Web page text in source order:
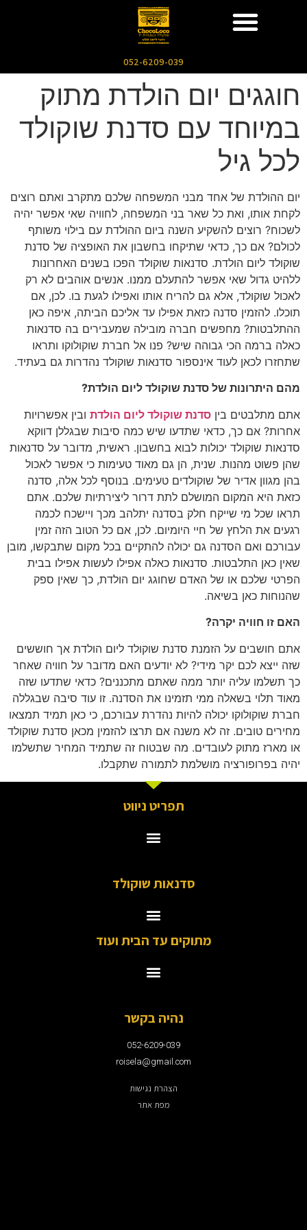
052-6209-039
חוגגים יום הולדת מתוק
במיוחד עם סדנת שוקולד
לכל גיל
יום ההולדת של אחד מבני המשפחה שלכם מתקרב ואתם רוצים
לקחת אותו, ואת כל שאר בני המשפחה, לחוויה שאי אפשר יהיה
לשכוח? רוצים להשקיע השנה ביום ההולדת עם בילוי משותף
לכולם? אם כך, כדאי שתיקחו בחשבון את האופציה של סדנת
שוקולד ליום הולדת. סדנאות שוקולד הפכו בשנים האחרונות
ללהיט גדול שאי אפשר להתעלם ממנו. אנשים אוהבים לא רק
לאכול שוקולד, אלא גם להריח אותו ואפילו לגעת בו. לכן, אם
תוכלו. להזמין סדנה כזאת אפילו עד אליכם הביתה, איפה כאן
ההתלבטות? מחפשים חברה מובילה שמעבירים בה סדנאות
כאלה ברמה הכי גבוהה שיש? פנו אל חברת שוקולוקו ותראו
שתחזרו לכאן לעוד אינספור סדנאות שוקולד נהדרות גם בעתיד.
מהם היתרונות של סדנת שוקולד ליום הולדת?
אתם מתלבטים בין סדנת שוקולד ליום הולדת ובין אפשרויות
אחרות? אם כך, כדאי שתדעו שיש כמה סיבות שבגללן דווקא
סדנאות שוקולד יכולות לבוא בחשבון. ראשית, מדובר על סדנאות
שהן פשוט מהנות. שנית, הן גם מאוד טעימות כי אפשר לאכול
בהן מגוון אדיר של שוקולדים טעימים. בנוסף לכל אלה, סדנה
כזאת היא המקום המושלם לתת דרור ליצירתיות שלכם. אתם
תראו שכל מי שייקח חלק בסדנה יתלהב מכך ויישכח לכמה
רגעים את הלחץ של חיי היומיום. לכן, אם כל הטוב הזה זמין
עבורכם ואם הסדנה גם יכולה להתקיים בכל מקום שתבקשו, מובן
שאין כאן התלבטות. סדנאות כאלה אפילו לעשות אפילו בבית
הפרטי שלכם או של האדם שחוגג יום הולדת, כך שאין ספק
שהנוחות כאן בשיאה.
האם זו חוויה יקרה?
אתם חושבים על הזמנת סדנת שוקולד ליום הולדת אך חוששים
שזה ייצא לכם יקר מידי? לא יודעים האם מדובר על חוויה שאחר
כך תשלמו עליה יותר ממה שאתם מתכננים? כדאי שתדעו שזה
מאוד תלוי בשאלה ממי תזמינו את הסדנה. זו עוד סיבה שבגללה
חברת שוקולוקו יכולה להיות נהדרת עבורכם, כי כאן תמיד תמצאו
מחירים טובים. זה לא משנה אם תרצו להזמין מכאן סדנת שוקולד
או מארז מתוק לעובדים. מה שבטוח זה שתמיד המחיר שתשלמו
יהיה בפרופורציה מושלמת לתמורה שתקבלו.
תפריט ניווט
סדנאות שוקולד
מתוקים עד הבית ועוד
נהיה בקשר
052-6209-039
roisela@gmail.com
הצהרת נגישות
מפת אתר